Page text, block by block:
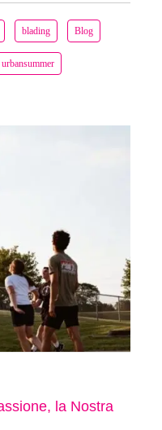
blading Blog
urbansummer
la Nostra